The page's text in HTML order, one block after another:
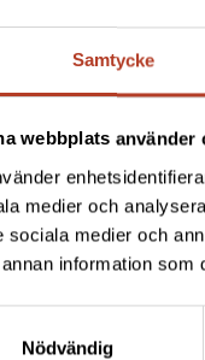
Samtycke
webbplats använder
medier och
sociala medier och
information som
Nödvändig